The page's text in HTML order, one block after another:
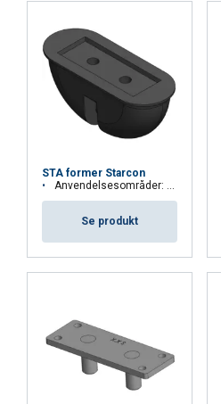
STA former Starcon
Anvendelsesområder: Anvendes til indstøbning af et Starcon STA-anker i beton
Se produkt